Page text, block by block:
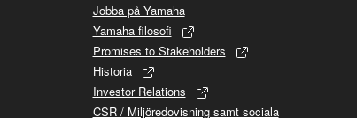
Jobba på Yamaha
Yamaha filosofi
Promises to Stakeholders
Historia
Investor Relations
CSR / Miljöredovisning samt sociala